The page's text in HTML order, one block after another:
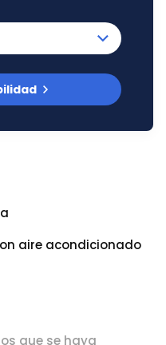
aire acondicionado
que se haya